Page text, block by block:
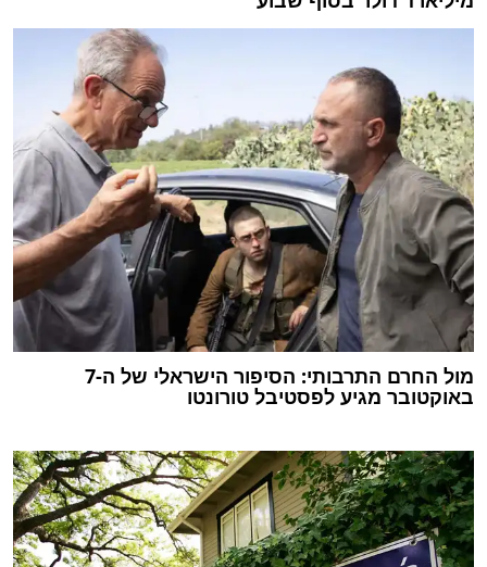
מול החרם התרבותי: הסיפור הישראלי של ה-7
באוקטובר מגיע לפסטיבל טורונטו